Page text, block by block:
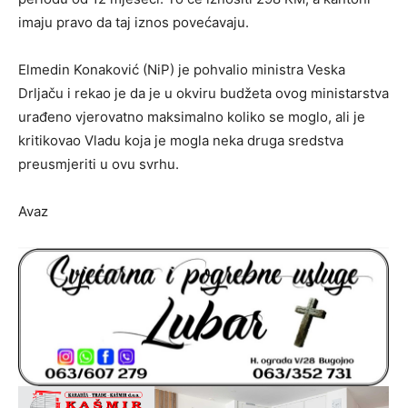
imaju pravo da taj iznos povećavaju.
Elmedin Konaković (NiP) je pohvalio ministra Veska
Drljaču i rekao je da je u okviru budžeta ovog ministarstva
urađeno vjerovatno maksimalno koliko se moglo, ali je
kritikovao Vladu koja je mogla neka druga sredstva
preusmjeriti u ovu svrhu.
Avaz